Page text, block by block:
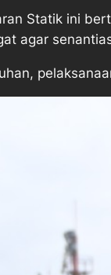
Statik ini
agar